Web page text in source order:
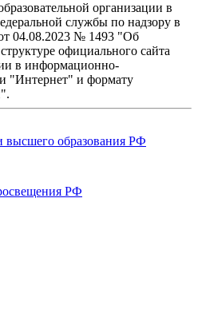
организации в
службы по надзору в
04.08.2023 № 1493 "Об
официального сайта
в информационно-
"Интернет" и формату
высшего образования РФ
РФ